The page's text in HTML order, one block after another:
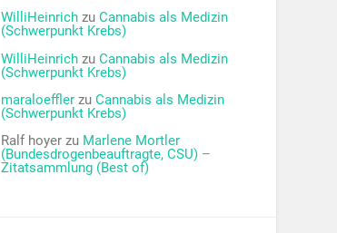
WilliHeinrich zuCannabis als Medizin
(Schwerpunkt Krebs)
WilliHeinrich zuCannabis als Medizin
(Schwerpunkt Krebs)
maraloeffler zuCannabis als Medizin
(Schwerpunkt Krebs)
Ralf hoyer zu Marlene Mortler
(Bundesdrogenbeauftragte, CSU) –
Zitatsammlung (Best of)